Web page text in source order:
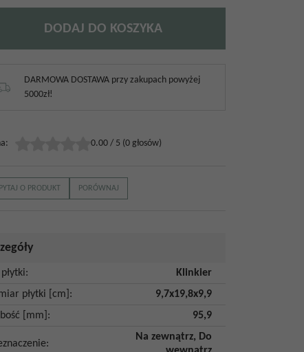
DODAJ DO KOSZYKA
DARMOWA DOSTAWA przy zakupach powyżej
5000zł!
: 0.00 / 5 (0 głosów)
O PRODUKT PORÓWNAJ
płytki:
Klinkier
płytki [cm] :
9,7x19,8x9,9
[mm] : 95,9
:
Na zewnątrz, Do